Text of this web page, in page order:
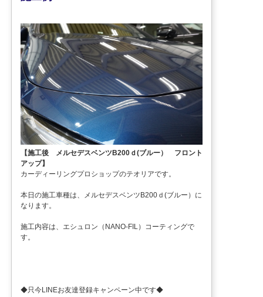
【施工後 メルセデスベンツB200ｄ(ブルー） フロント
アップ】
カーディーリングプロショップのテオリアです。
本日の施工車種は、メルセデスベンツB200ｄ(ブルー）に
なります。
施工内容は、エシュロン（NANO-FIL）コーティングで
す。
◆只今LINEお友達登録キャンペーン中です◆